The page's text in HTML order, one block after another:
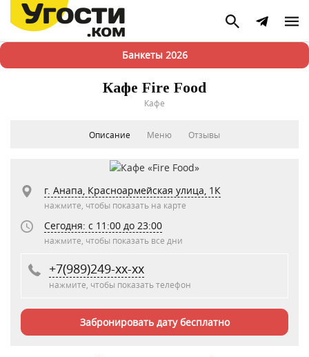
Банкеты 2026
Кафе Fire Food
Кафе
Описание Меню Отзывы
г. Анапа, Красноармейская улица, 1К
нажмите, чтобы показать на карте
Сегодня: c 11:00 до 23:00
нажмите, чтобы показать все дни
+7(989)249-xx-xx
нажмите, чтобы показать телефон
Забронировать дату бесплатно